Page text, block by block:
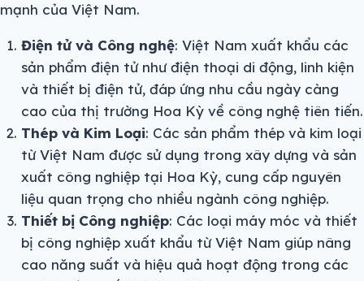
mạnh của Việt Nam.
Điện tử và Công nghệ: Việt Nam xuất khẩu các
sản phẩm điện tử như điện thoại di động, linh kiện
và thiết bị điện tử, đáp ứng nhu cầu ngày càng
cao của thị trường Hoa Kỳ về công nghệ tiên tiến.
Thép và Kim Loại: Các sản phẩm thép và kim loại
từ Việt Nam được sử dụng trong xây dựng và sản
xuất công nghiệp tại Hoa Kỳ, cung cấp nguyên
liệu quan trọng cho nhiều ngành công nghiệp.
Thiết bị Công nghiệp: Các loại máy móc và thiết
bị công nghiệp xuất khẩu từ Việt Nam giúp nâng
cao năng suất và hiệu quả hoạt động trong các